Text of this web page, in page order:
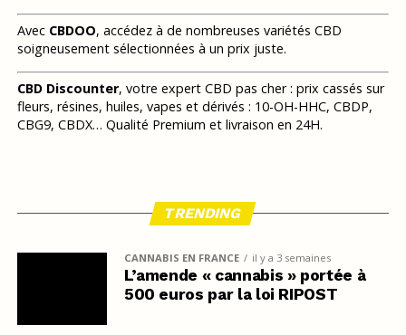
Avec CBDOO, accédez à de nombreuses variétés CBD
soigneusement sélectionnées à un prix juste.
CBD Discounter, votre expert CBD pas cher : prix cassés sur
fleurs, résines, huiles, vapes et dérivés : 10-OH-HHC, CBDP,
CBG9, CBDX… Qualité Premium et livraison en 24H.
TRENDING
CANNABIS EN FRANCE il y a 3 semaines
L’amende « cannabis » portée à
500 euros par la loi RIPOST